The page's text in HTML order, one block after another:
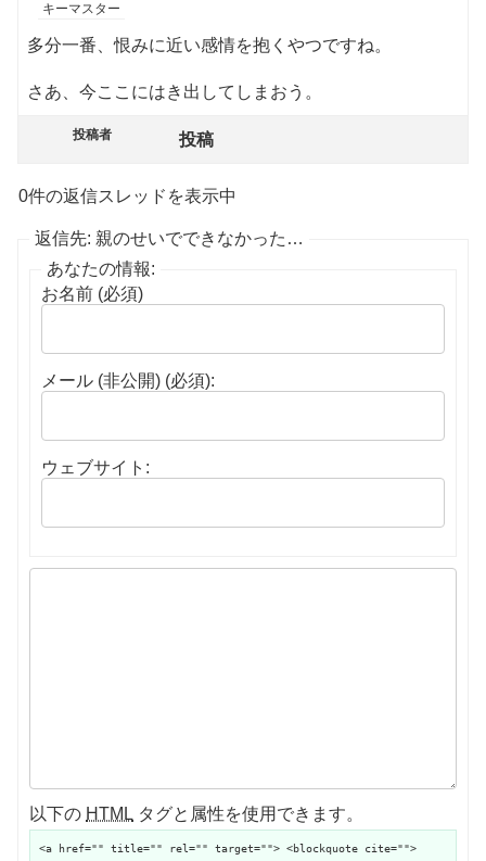
キーマスター
多分一番、恨みに近い感情を抱くやつですね。
さあ、今ここにはき出してしまおう。
投稿者 投稿
0件の返信スレッドを表示中
返信先: 親のせいでできなかった…
あなたの情報:
お名前 (必須)
メール (非公開) (必須):
ウェブサイト:
以下の HTML タグと属性を使用できます。
<a href="" title="" rel="" target=""> <blockquote cite="">